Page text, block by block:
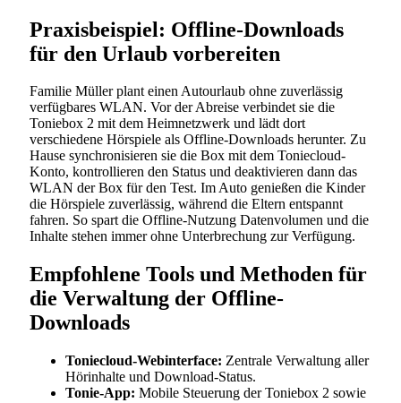
Praxisbeispiel: Offline-Downloads
für den Urlaub vorbereiten
Familie Müller plant einen Autourlaub ohne zuverlässig
verfügbares WLAN. Vor der Abreise verbindet sie die
Toniebox 2 mit dem Heimnetzwerk und lädt dort
verschiedene Hörspiele als Offline-Downloads herunter. Zu
Hause synchronisieren sie die Box mit dem Toniecloud-
Konto, kontrollieren den Status und deaktivieren dann das
WLAN der Box für den Test. Im Auto genießen die Kinder
die Hörspiele zuverlässig, während die Eltern entspannt
fahren. So spart die Offline-Nutzung Datenvolumen und die
Inhalte stehen immer ohne Unterbrechung zur Verfügung.
Empfohlene Tools und Methoden für
die Verwaltung der Offline-
Downloads
Toniecloud-Webinterface: Zentrale Verwaltung aller
Hörinhalte und Download-Status.
Tonie-App: Mobile Steuerung der Toniebox 2 sowie